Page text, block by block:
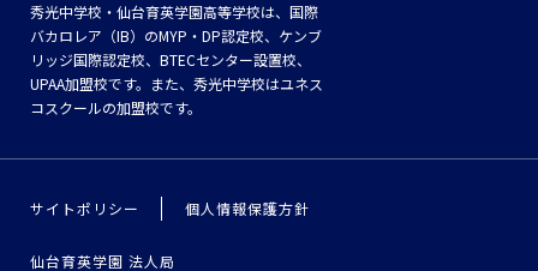
秀光中学校・仙台育英学園高等学校は、国際
バカロレア（IB）のMYP・DP認定校、ケンブ
リッジ国際認定校、BTECセンター設置校、
UPAA加盟校です。また、秀光中学校はユネス
コスクールの加盟校です。
サイトポリシー 個人情報保護方針
仙台育英学園 法人局